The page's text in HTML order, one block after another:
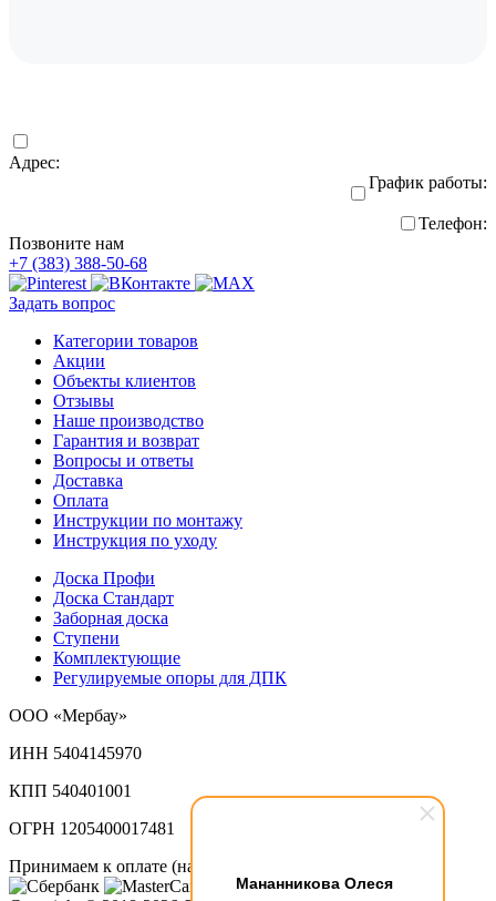
Мананникова Олеся
Адрес:
График работы:
Телефон:
Позвоните нам
+7 (383) 388-50-68
Задать вопрос
Категории товаров
Акции
Объекты клиентов
Отзывы
Наше производство
Гарантия и возврат
Вопросы и ответы
Доставка
Оплата
Инструкции по монтажу
Инструкция по уходу
Доска Профи
Доска Стандарт
Заборная доска
Ступени
Комплектующие
Регулируемые опоры для ДПК
ООО «Мербау»
ИНН 5404145970
КПП 540401001
ОГРН 1205400017481
Принимаем к оплате (наличный и безналичный расчет):